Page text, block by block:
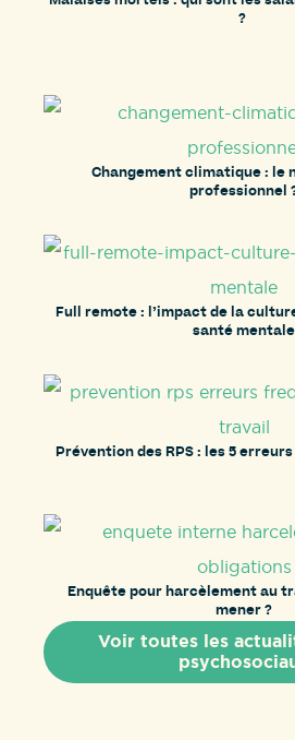
?
Changement climatique : le
professionnel
Full remote : l’impact de la
santé mentale
Prévention des RPS : les 5
Enquête pour harcèlement au
mener ?
Voir toutes les